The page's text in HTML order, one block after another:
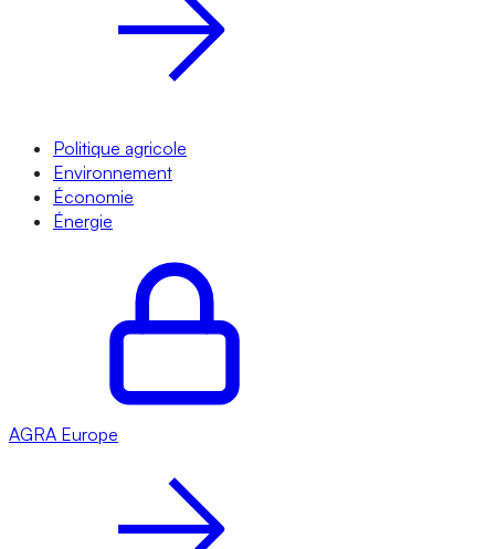
Politique agricole
Environnement
Économie
Énergie
AGRA Europe